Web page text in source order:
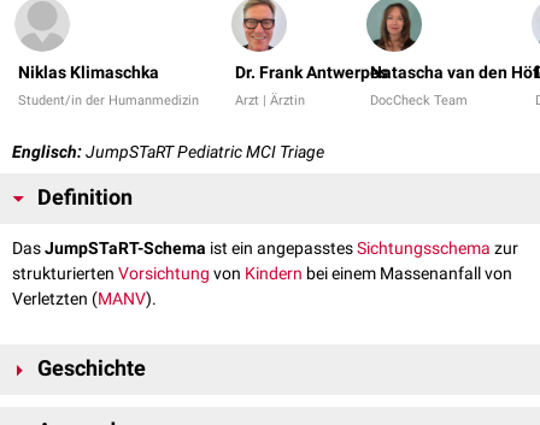
Niklas Klimaschka
Student/in der Humanmedizin
Dr. Frank Antwerpes
Arzt | Ärztin
Natascha van den
DocCheck Team
Englisch:JumpSTaRT Pediatric MCI Triage
Definition
DasJumpSTaRT-Schema ist ein angepasstesSichtungsschema zur
strukturierten Vorsichtung von Kindern bei einem Massenanfall von
Verletzten (MANV).
Geschichte